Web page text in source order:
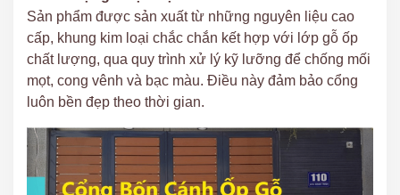
Sản phẩm được sản xuất từ những nguyên liệu cao
cấp, khung kim loại chắc chắn kết hợp với lớp gỗ ốp
chất lượng, qua quy trình xử lý kỹ lưỡng để chống mối
mọt, cong vênh và bạc màu. Điều này đảm bảo cổng
luôn bền đẹp theo thời gian.